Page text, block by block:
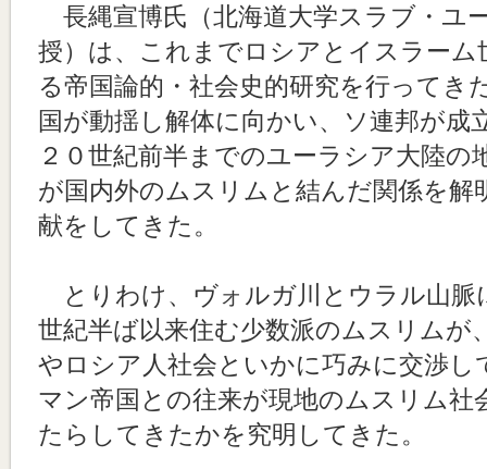
長縄宣博氏（北海道大学スラブ・ユ
授）は、これまでロシアとイスラーム
る帝国論的・社会史的研究を行ってき
国が動揺し解体に向かい、ソ連邦が成
２０世紀前半までのユーラシア大陸の
が国内外のムスリムと結んだ関係を解
献をしてきた。
とりわけ、ヴォルガ川とウラル山脈
世紀半ば以来住む少数派のムスリムが
やロシア人社会といかに巧みに交渉
マン帝国との往来が現地のムスリム
たらしてきたかを究明してきた。